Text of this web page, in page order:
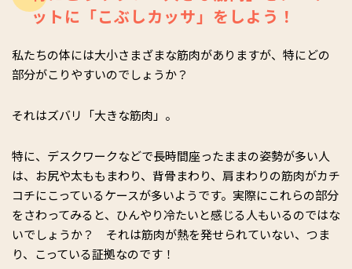
ットに「こぶしカッサ」をしよう！
私たちの体には大小さまざまな筋肉がありますが、特にどの
部分がこりやすいのでしょうか？
それはズバリ「大きな筋肉」。
特に、デスクワークなどで長時間座ったままの姿勢が多い人
は、お尻や太ももまわり、背骨まわり、肩まわりの筋肉がカチ
コチにこっているケースが多いようです。実際にこれらの部分
をさわってみると、ひんやり冷たいと感じる人もいるのではな
いでしょうか？ それは筋肉が熱を発せられていない、つま
り、こっている証拠なのです！